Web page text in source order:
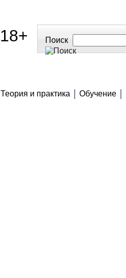
18+ Поиск
Теория и практика Обучение